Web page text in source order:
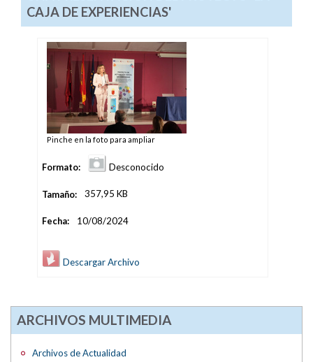
CAJA DE EXPERIENCIAS'
Pinche en la foto para ampliar
Formato: Desconocido
Tamaño: 357,95 KB
Fecha: 10/08/2024
Descargar Archivo
ARCHIVOS MULTIMEDIA
Archivos de Actualidad